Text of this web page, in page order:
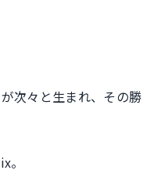
次々と生まれ、その勝